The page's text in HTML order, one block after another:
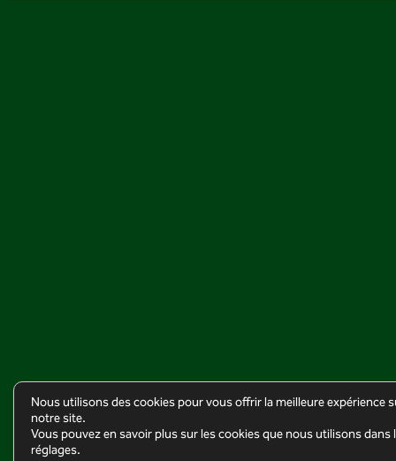
Nous utilisons des cookies pour vous offrir la meilleure expérience
notre site.
Vous pouvez en savoir plus sur les cookies que nous utilisons dans
réglages.